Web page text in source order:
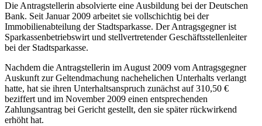
Die Antragstellerin absolvierte eine Ausbildung bei der Deutschen
Bank. Seit Januar 2009 arbeitet sie vollschichtig bei der
Immobilienabteilung der Stadtsparkasse. Der Antragsgegner ist
Sparkassenbetriebswirt und stellvertretender Geschäftsstellenleiter
bei der Stadtsparkasse.
Nachdem die Antragstellerin im August 2009 vom Antragsgegner
Auskunft zur Geltendmachung nachehelichen Unterhalts verlangt
hatte, hat sie ihren Unterhaltsanspruch zunächst auf 310,50 €
beziffert und im November 2009 einen entsprechenden
Zahlungsantrag bei Gericht gestellt, den sie später rückwirkend
erhöht hat.